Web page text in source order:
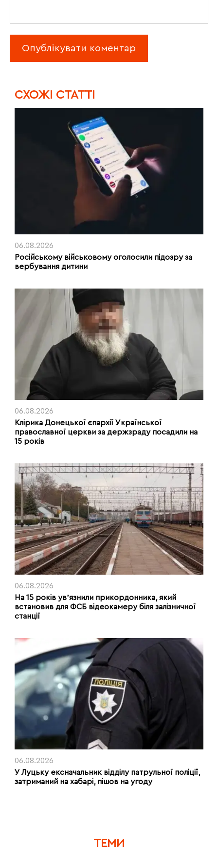
CХОЖІ СТАТТІ
06.08.2026
Російському військовому оголосили підозру за
вербування дитини
06.08.2026
Клірика Донецької єпархії Української
православної церкви за держзраду посадили на
15 років
06.08.2026
На 15 років увʼязнили прикордонника, який
встановив для ФСБ відеокамеру біля залізничної
станції
06.08.2026
У Луцьку ексначальник відділу патрульної поліції,
затриманий на хабарі, пішов на угоду
ТЕМИ